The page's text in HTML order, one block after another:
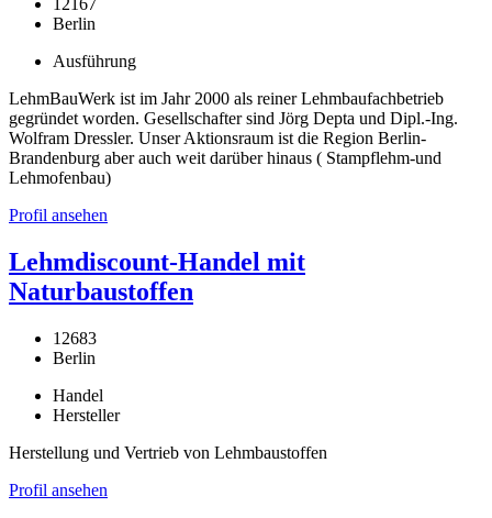
12167
Berlin
Ausführung
LehmBauWerk ist im Jahr 2000 als reiner Lehmbaufachbetrieb
gegründet worden. Gesellschafter sind Jörg Depta und Dipl.-Ing.
Wolfram Dressler. Unser Aktionsraum ist die Region Berlin-
Brandenburg aber auch weit darüber hinaus ( Stampflehm-und
Lehmofenbau)
Profil ansehen
Lehmdiscount-Handel mit
Naturbaustoffen
12683
Berlin
Handel
Hersteller
Herstellung und Vertrieb von Lehmbaustoffen
Profil ansehen